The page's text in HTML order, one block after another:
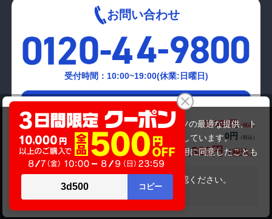
商品価格(税込) 28,380円
オプション小計価格(税込)
0円
商品合計価格(税込)
28,380円
在庫がありません
お問い合わせ
受付時間：10:00~19:00(休業:日曜日)
メールでの
お問い合わせはこちら
当サイトでは利用体験の向上およびコンテンツの最適な提供、ト
ラフィックの分析を目的としてCookieを使用しています。
サイトの閲覧を継続された場合、Cookieの利用に同意したことも
のといたします。
をご確認ください。
承諾する